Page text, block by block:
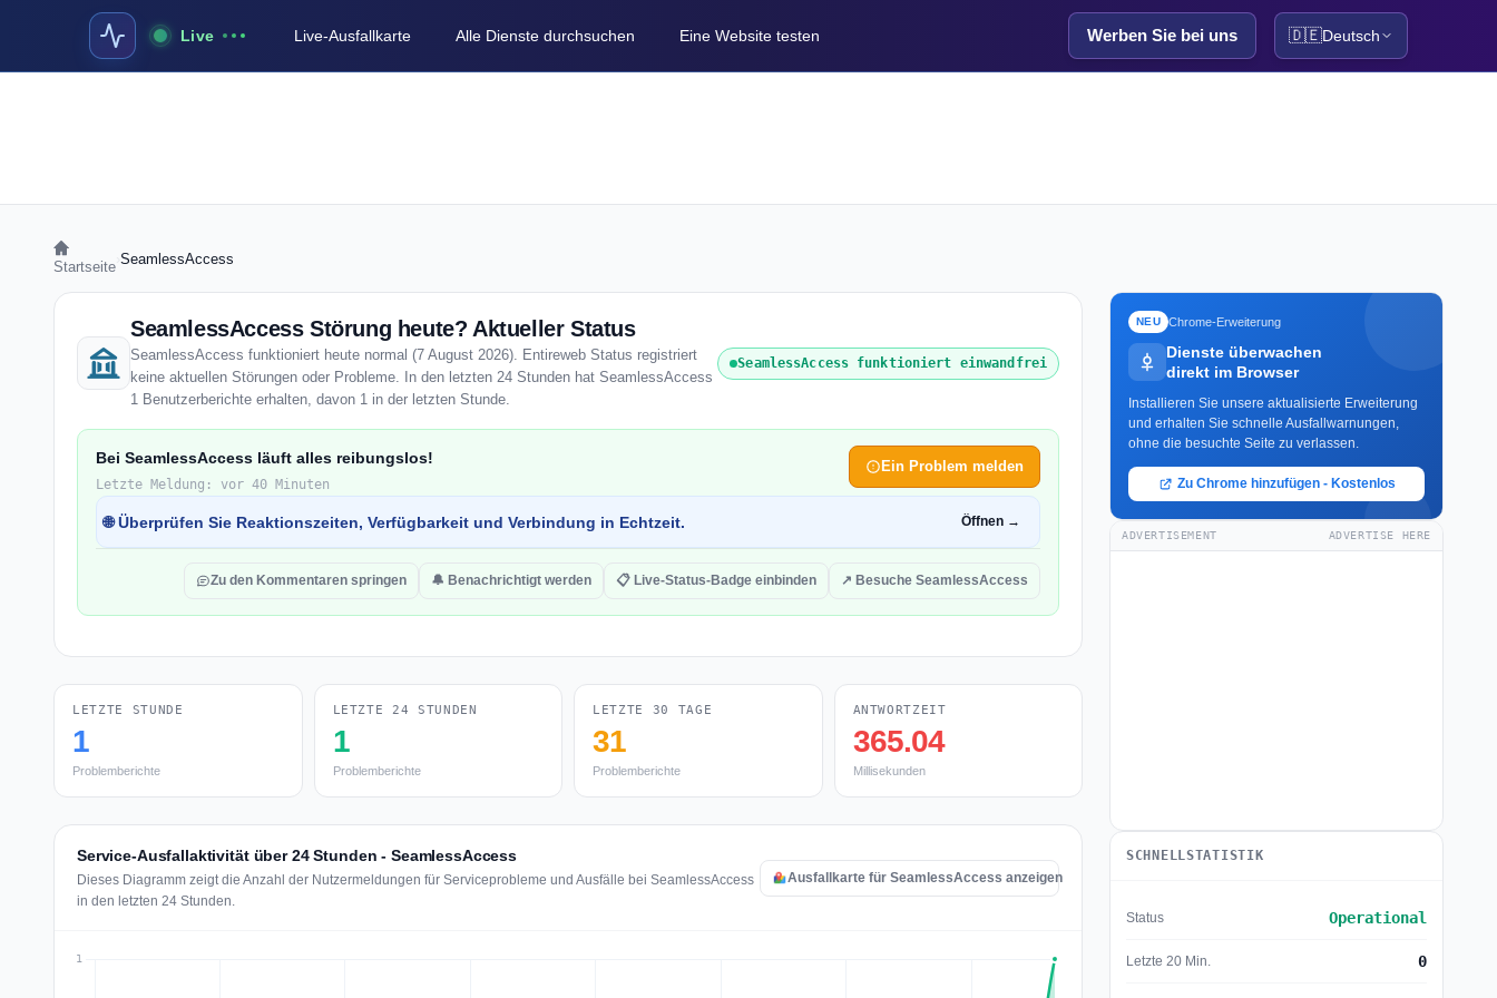
Live Live-Ausfallkarte Alle Dienste durchsuchen Eine Website testen Werben Sie bei uns 🇩🇪Deutsch
Startseite SeamlessAccess
SeamlessAccess Störung heute? Aktueller Status
SeamlessAccess funktioniert heute normal (7 August 2026). Entireweb Status registriert
keine aktuellen Störungen oder Probleme. In den letzten 24 Stunden hat SeamlessAccess
1 Benutzerberichte erhalten, davon 1 in der letzten Stunde.
SeamlessAccess funktioniert einwandfrei
Bei SeamlessAccess läuft alles reibungslos!
Letzte Meldung: vor 40 Minuten
Ein Problem melden
🌐 Überprüfen Sie Reaktionszeiten, Verfügbarkeit und Verbindung in Echtzeit. Öffnen →
Zu den Kommentaren springen 🔔 Benachrichtigt werden 📋 Live-Status-Badge einbinden ↗ Besuche SeamlessAccess
LETZTE STUNDE
1
Problemberichte
LETZTE 24 STUNDEN
1
Problemberichte
LETZTE 30 TAGE
31
Problemberichte
ANTWORTZEIT
365.04
Millisekunden
Service-Ausfallaktivität über 24 Stunden - SeamlessAccess
Dieses Diagramm zeigt die Anzahl der Nutzermeldungen für Serviceprobleme und Ausfälle bei SeamlessAccess
in den letzten 24 Stunden.
Ausfallkarte für SeamlessAccess anzeigen
NEU Chrome-Erweiterung
Dienste überwachen
direkt im Browser
Installieren Sie unsere aktualisierte Erweiterung
und erhalten Sie schnelle Ausfallwarnungen,
ohne die besuchte Seite zu verlassen.
Zu Chrome hinzufügen - Kostenlos
ADVERTISEMENT ADVERTISE HERE
SCHNELLSTATISTIK
Status Operational
Letzte 20 Min. 0